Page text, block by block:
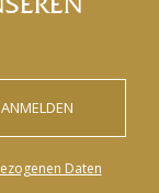
Daten